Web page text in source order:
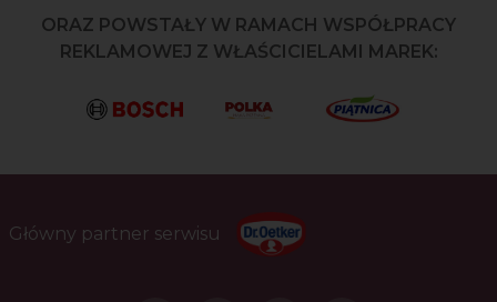
ORAZ POWSTAŁY W RAMACH WSPÓŁPRACY
REKLAMOWEJ Z WŁAŚCICIELAMI MAREK:
Główny partner serwisu